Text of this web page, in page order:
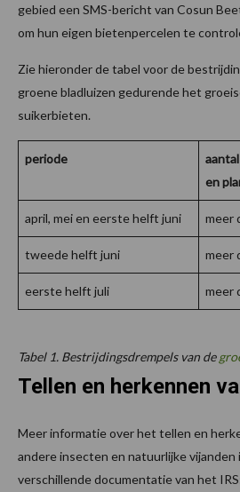
gebied een SMS-bericht van Cosun
om hun eigen bietenpercelen te
Zie hieronder de tabel voor de
groene bladluizen gedurende het
suikerbieten.
periode
en
april, mei en eerste helft juni meer
tweede helft juni meer
eerste helft juli meer
Tabel 1. Bestrijdingsdrempels van de
Tellen en herkennen
Meer informatie over het tellen en
andere insecten en natuurlijke vijanden
verschillende documentatie van het